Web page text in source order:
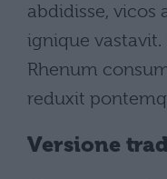
abdidisse, vicos
ignique vastavit.
Rhenum
reduxit
Versione